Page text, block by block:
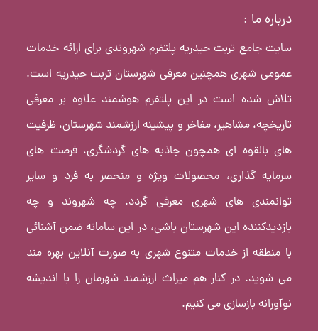
درباره ما :
سایت جامع تربت حیدریه پلتفرم شهروندی برای ارائه خدمات
عمومی شهری همچنین معرفی شهرستان تربت حیدریه است.
تلاش شده است در این پلتفرم هوشمند علاوه بر معرفی
تاریخچه، مشاهیر، مفاخر و پیشینه ارزشمند شهرستان، ظرفیت
های بالقوه ای همچون جاذبه های گردشگری، فرصت های
سرمایه گذاری، محصولات ویژه و منحصر به فرد و سایر
توانمندی های شهری معرفی گردد. چه شهروند و چه
بازدیدکننده این شهرستان باشی، در این سامانه ضمن آشنائی
با منطقه از خدمات متنوع شهری به صورت آنلاین بهره مند
می شوید. در کنار هم میراث ارزشمند شهرمان را با اندیشه
نوآورانه بازسازی می کنیم.